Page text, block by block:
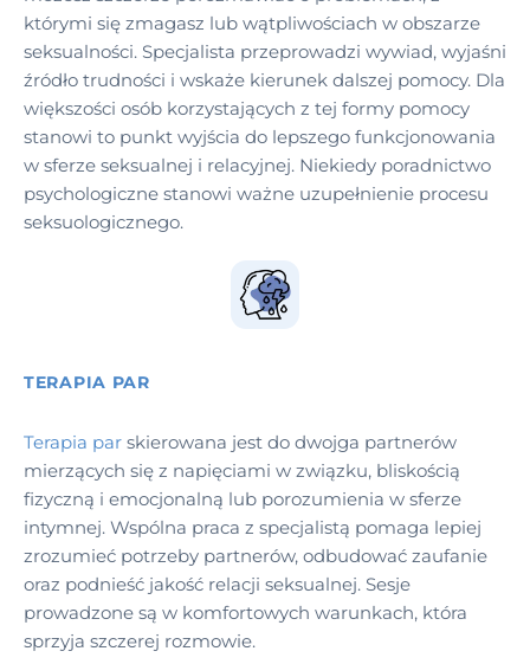
którymi się zmagasz lub wątpliwościach w obszarze
seksualności. Specjalista przeprowadzi wywiad, wyjaśni
źródło trudności i wskaże kierunek dalszej pomocy. Dla
większości osób korzystających z tej formy pomocy
stanowi to punkt wyjścia do lepszego funkcjonowania
w sferze seksualnej i relacyjnej. Niekiedy poradnictwo
psychologiczne stanowi ważne uzupełnienie procesu
seksuologicznego.
TERAPIA PAR
Terapia par skierowana jest do dwojga partnerów
mierzących się z napięciami w związku, bliskością
fizyczną i emocjonalną lub porozumienia w sferze
intymnej. Wspólna praca z specjalistą pomaga lepiej
zrozumieć potrzeby partnerów, odbudować zaufanie
oraz podnieść jakość relacji seksualnej. Sesje
prowadzone są w komfortowych warunkach, która
sprzyja szczerej rozmowie.